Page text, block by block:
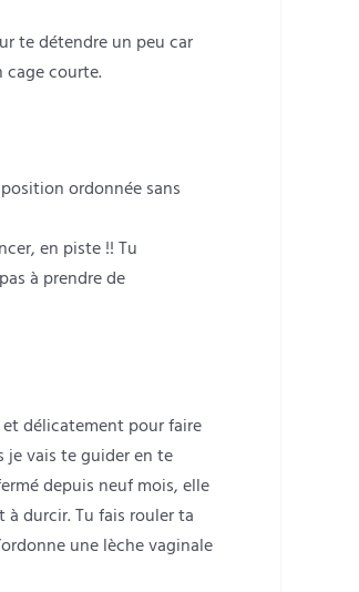
te détendre un peu car
cage courte.
ordonnée sans
en piste !! Tu
à prendre de
délicatement pour faire
je vais te guider en te
depuis neuf mois, elle
à durcir. Tu fais rouler ta
une lèche vaginale